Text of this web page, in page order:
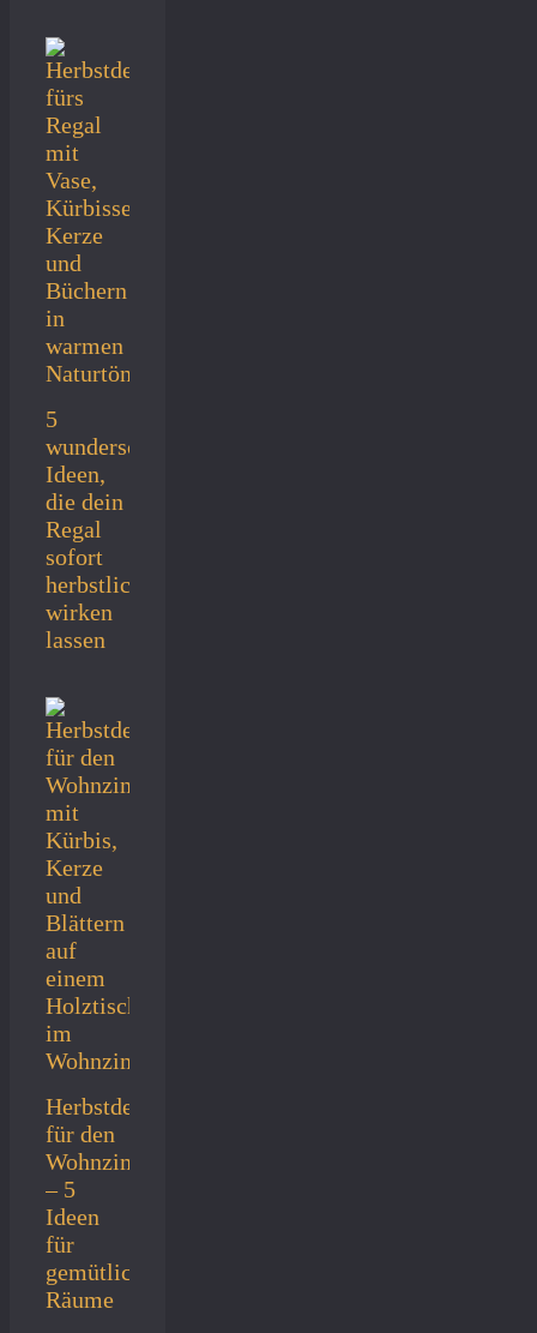
5
wunderschöne
Ideen,
die dein
Regal
sofort
herbstlich
wirken
lassen
Herbstdeko
für den
Wohnzimmertisch
– 5
Ideen
für
gemütliche
Räume